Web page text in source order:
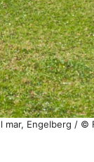
mar, Engelberg / ©